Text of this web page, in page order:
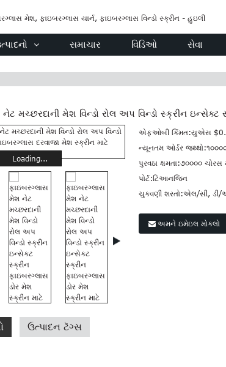
સમાચાર વિડિઓ સેવા
મચ્છરદાની મેશ વિન્ડો રોલ અપ વિન્ડો સ્ક્રીન ઇન્સેક્ટ
Loading...
એફઓબી કિંમત:યુએસ
ન્યૂનતમ ઓર્ડર જથ્થો:
પુરવઠા ક્ષમતા:૭૦૦૦૦ ચોરસ
પોર્ટ:ટિઆનજિન
ચુકવણી શરતો:એલ/સી, ડી/
અમને ઇમેઇલ મોકલો
ઉત્પાદન ટૅગ્સ